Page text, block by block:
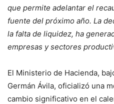
que permite adelantar el
fuente del próximo año. La
la falta de liquidez, ha
empresas y sectores
El Ministerio de Hacienda,
Germán Ávila, oficializó una
cambio significativo en el